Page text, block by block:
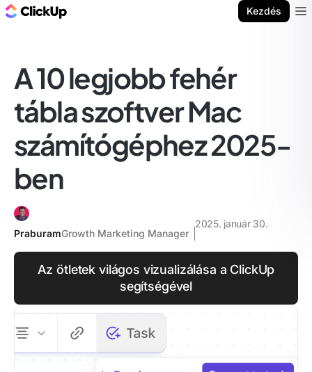
Kezdés
A 10 legjobb fehér
tábla szoftver Mac
számítógéphez 2025-
ben
PraburamGrowth Marketing Manager
2025. január 30.
Az ötletek világos vizualizálása a ClickUp
segítségével